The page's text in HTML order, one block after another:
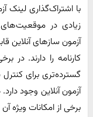
با اشتراک‌گذاری لینک
زیادی در
آزمون سازهای آنلاین
کارنامه را دارند. در
گسترده‌تری برای
آزمون آنلاین وجود
برخی از امکانات ویژه